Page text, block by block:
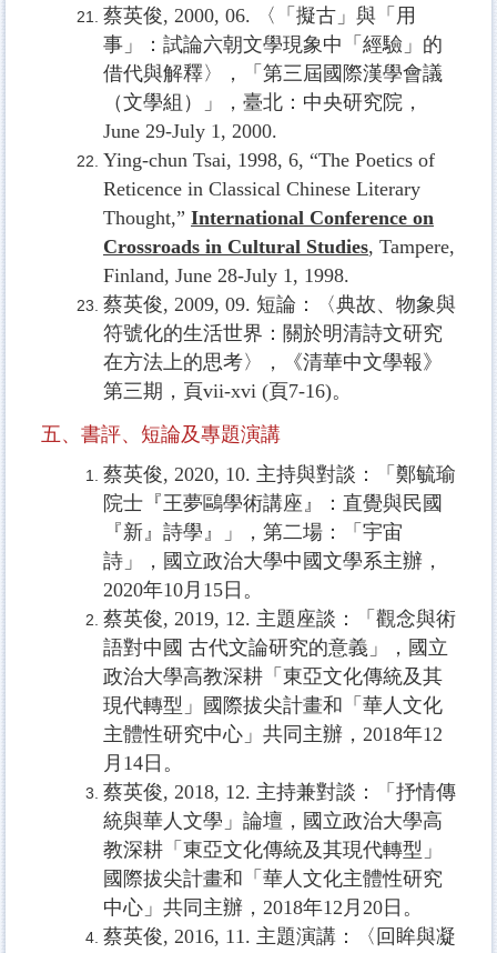
蔡英俊, 2000, 06.
〈「擬古」與「用
事」：試論六朝文學現象中「經驗」的
借代與解釋〉，「第三屆國際漢學會議
（文學組）」，臺北：中央研究院，
June 29-July 1, 2000.
Ying-chun Tsai, 1998, 6, “The Poetics of
Reticence in Classical Chinese Literary
Thought,” International Conference on
Crossroads in Cultural Studies, Tampere,
Finland, June 28-July 1, 1998.
蔡英俊, 2009, 09. 短論：〈典故、物象與
符號化的生活世界：關於明清詩文研究
在方法上的思考〉，《清華中文學報》
第三期，頁vii-xvi (頁7-16)。
五、書評、短論及專題演講
蔡英俊, 2020, 10. 主持與對談：「鄭毓瑜
院士『王夢鷗學術講座』：直覺與民國
『新』詩學』」，第二場：「宇宙
詩」，國立政治大學中國文學系主辦，
2020年10月15日。
蔡英俊, 2019, 12. 主題座談：「觀念與術
語對中國 古代文論研究的意義」，國立
政治大學高教深耕「東亞文化傳統及其
現代轉型」國際拔尖計畫和「華人文化
主體性研究中心」共同主辦，2018年12
月14日。
蔡英俊, 2018, 12. 主持兼對談：「抒情傳
統與華人文學」論壇，國立政治大學高
教深耕「東亞文化傳統及其現代轉型」
國際拔尖計畫和「華人文化主體性研究
中心」共同主辦，2018年12月20日。
蔡英俊, 2016, 11. 主題演講：〈回眸與凝